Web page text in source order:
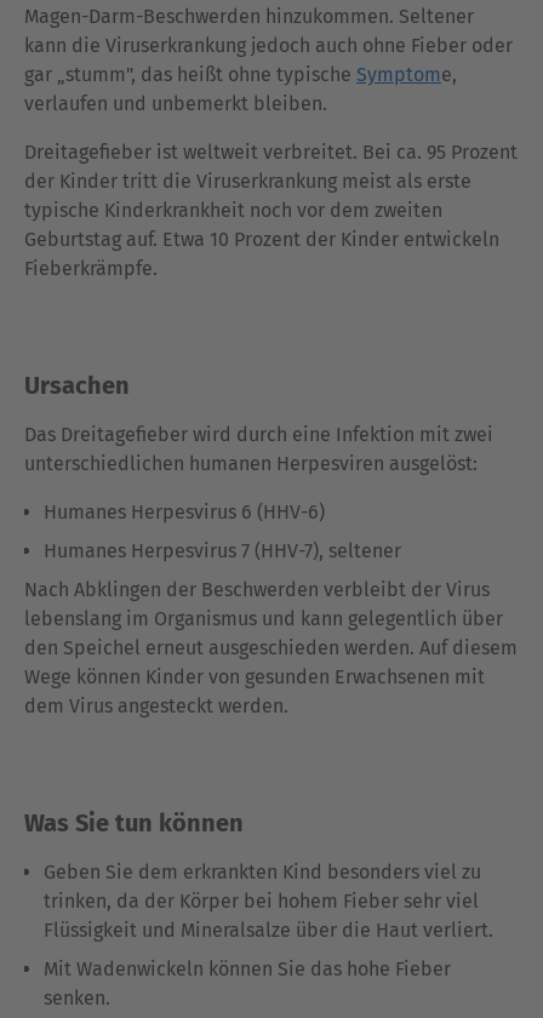
Magen-Darm-Beschwerden hinzukommen. Seltener
kann die Viruserkrankung jedoch auch ohne Fieber oder
gar „stumm", das heißt ohne typische Symptome,
verlaufen und unbemerkt bleiben.
Dreitagefieber ist weltweit verbreitet. Bei ca. 95 Prozent
der Kinder tritt die Viruserkrankung meist als erste
typische Kinderkrankheit noch vor dem zweiten
Geburtstag auf. Etwa 10 Prozent der Kinder entwickeln
Fieberkrämpfe.
Ursachen
Das Dreitagefieber wird durch eine Infektion mit zwei
unterschiedlichen humanen Herpesviren ausgelöst:
Humanes Herpesvirus 6 (HHV-6)
Humanes Herpesvirus 7 (HHV-7), seltener
Nach Abklingen der Beschwerden verbleibt der Virus
lebenslang im Organismus und kann gelegentlich über
den Speichel erneut ausgeschieden werden. Auf diesem
Wege können Kinder von gesunden Erwachsenen mit
dem Virus angesteckt werden.
Was Sie tun können
Geben Sie dem erkrankten Kind besonders viel zu
trinken, da der Körper bei hohem Fieber sehr viel
Flüssigkeit und Mineralsalze über die Haut verliert.
Mit Wadenwickeln können Sie das hohe Fieber
senken.